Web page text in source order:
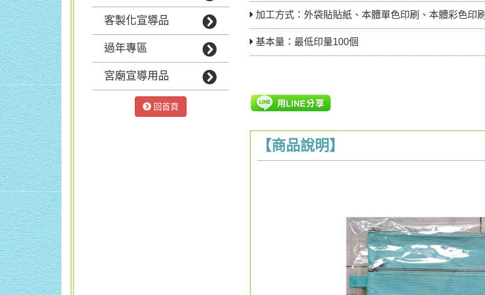
客製化宣導品
過年專區
宮廟宣導用品
回首頁
加工方式：外袋貼貼紙、本體單色印刷、本體彩色印刷
基本量：最低印量100個
【商品說明】